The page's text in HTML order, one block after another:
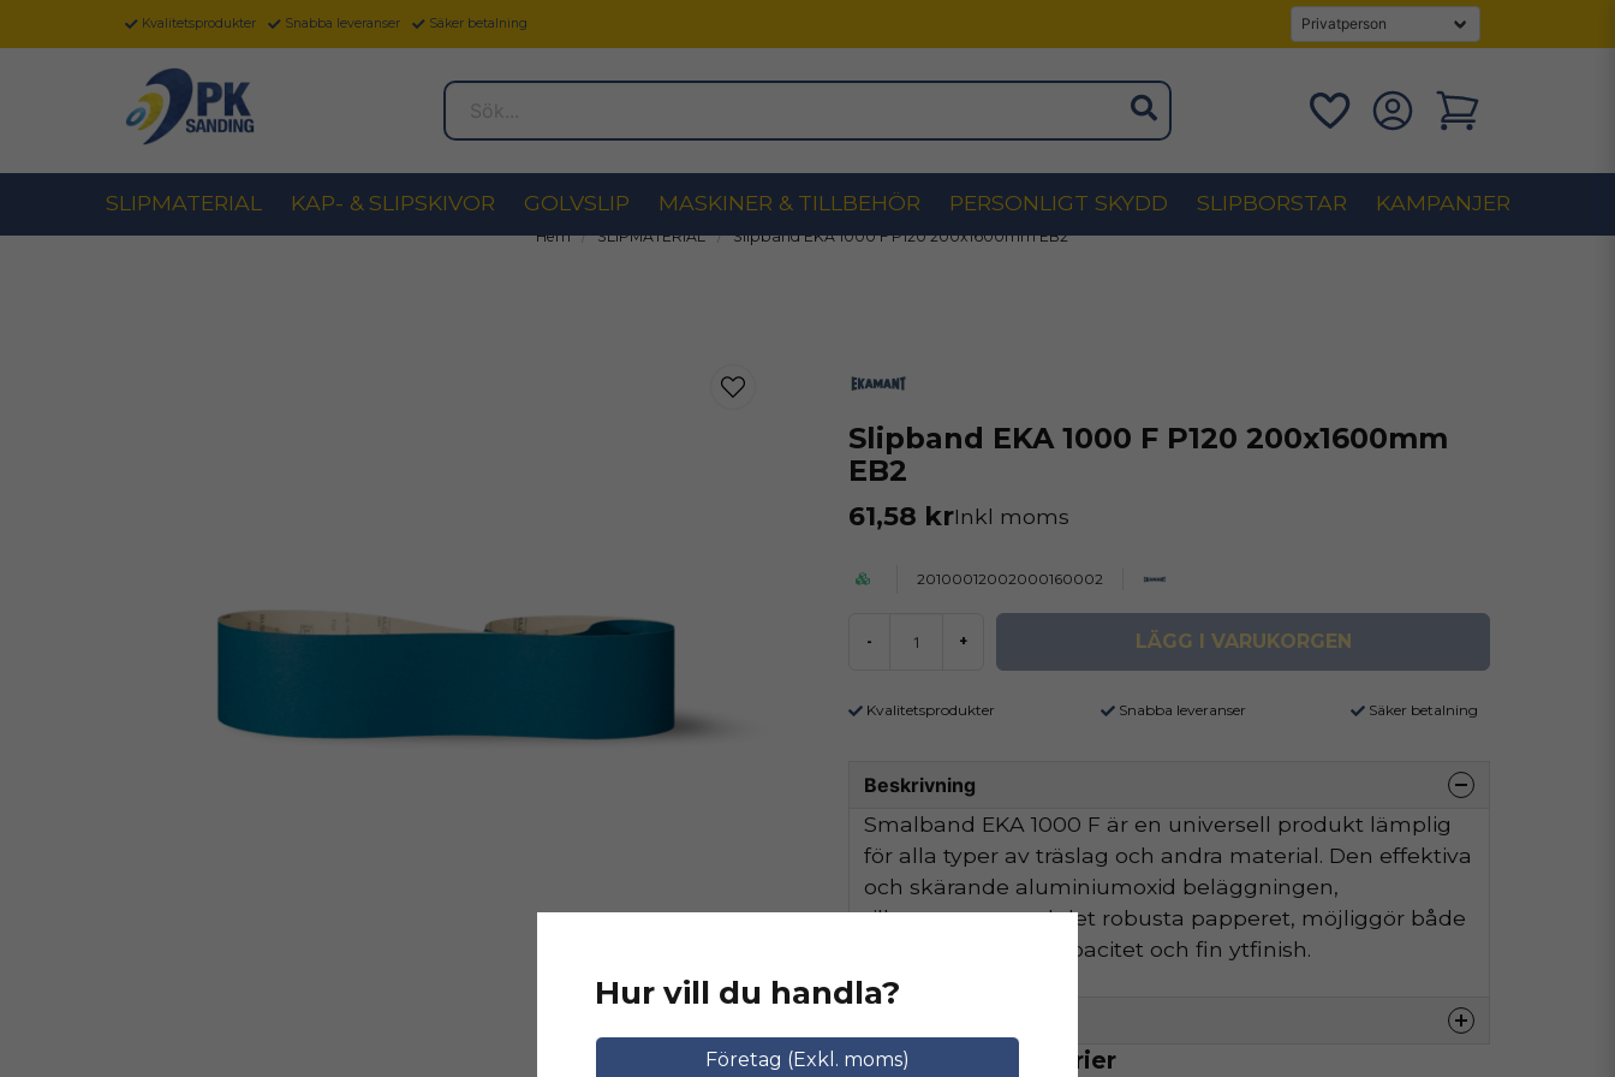
Kvalitetsprodukter Snabba leveranser Säker betalning
Sök...
SLIPMATERIAL KAP- & SLIPSKIVOR GOLVSLIP MASKINER & TILLBEHÖR PERSONLIGT SKYDD SLIPBORSTAR KAMPANJER
Hem SLIPMATERIAL Slipband EKA 1000 F P120 200x1600mm EB2
Slipband EKA 1000 F P120 200x1600mm
EB2
61,58 krInkl moms
20100012002000160002
- + LÄGG I VARUKORGEN
Kvalitetsprodukter Snabba leveranser Säker betalning
Beskrivning
Smalband EKA 1000 F är en universell produkt lämplig
för alla typer av träslag och andra material. Den effektiva
och skärande aluminiumoxid beläggningen,
tillsammans med det robusta papperet, möjliggör både
hög avverkningskapacitet och fin ytfinish.
Relaterade kategorier
Hur vill du handla?
Företag (Exkl. moms)